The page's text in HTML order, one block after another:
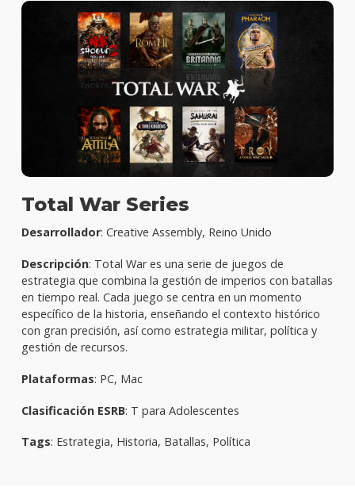
Total War Series
Desarrollador: Creative Assembly, Reino Unido
Descripción: Total War es una serie de juegos de
estrategia que combina la gestión de imperios con batallas
en tiempo real. Cada juego se centra en un momento
específico de la historia, enseñando el contexto histórico
con gran precisión, así como estrategia militar, política y
gestión de recursos.
Plataformas: PC, Mac
Clasificación ESRB: T para Adolescentes
Tags: Estrategia, Historia, Batallas, Política